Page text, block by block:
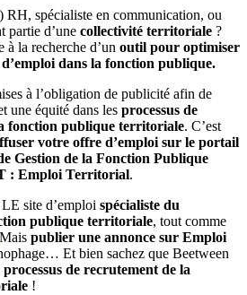
RH, spécialiste en communication, ou
partie d’une collectivité territoriale ?
à la recherche d’un outil pour optimiser
dans la fonction publique.
à l’obligation de publicité afin de
une équité dans les processus de
fonction publique territoriale. C’est
votre offre d’emploi sur le portail
Gestion de la Fonction Publique
: Emploi Territorial.
LE site d’emploi spécialiste du
publique territoriale, tout comme
publier une annonce sur Emploi
Et bien sachez que Beetween
processus de recrutement de la
!